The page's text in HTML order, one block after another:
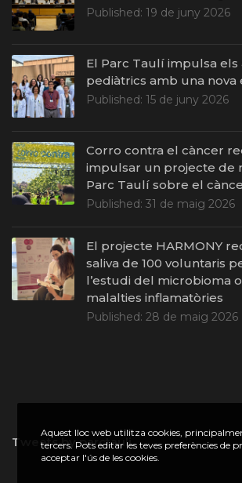
Published: 19 de juny 2026
El Parc Taulí impulsa els
pediàtrics amb una nova
Published: 15 de juny 2026
Corro contra el càncer
impulsar un projecte de
Parc Taulí sobre el
Published: 31 de maig 2026
El projecte HARMONY
saliva de 100 voluntaris
l’estudi del microbioma
malalties inflamatòries
Published: 28 de maig 2026
Tweets by parctauli
Aquest lloc web utilitza cookies,
tercers. Pots editar les teves preferències de
acceptar l'ús de les cookies.